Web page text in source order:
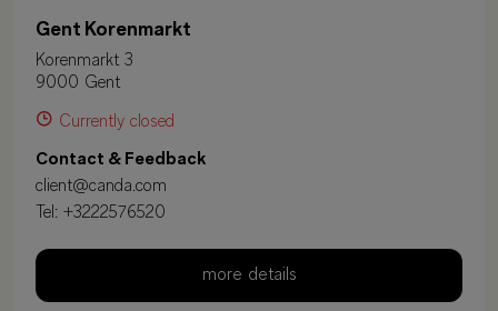
Gent Korenmarkt
Korenmarkt 3
9000 Gent
Currently closed
Contact & Feedback
client@canda.com
Tel: +3222576520
more details